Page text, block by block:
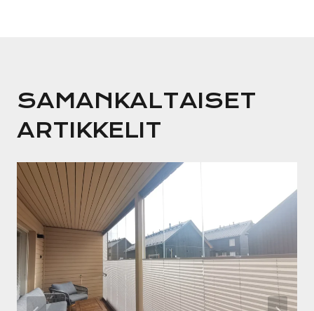
SAMANKALTAISET
ARTIKKELIT